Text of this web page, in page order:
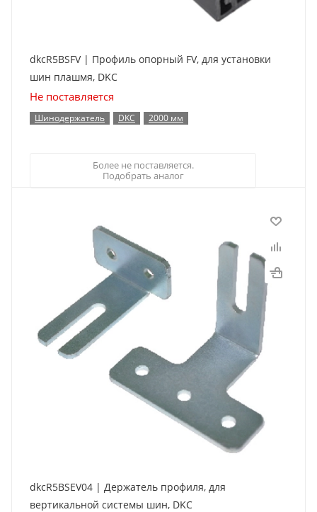
dkcR5BSFV | Профиль опорный FV, для установки
шин плашмя, DKC
Не поставляется
Шинодержатель DKC 2000 мм
Более не поставляется.
Подобрать аналог
dkcR5BSEV04 | Держатель профиля, для
вертикальной системы шин, DKC